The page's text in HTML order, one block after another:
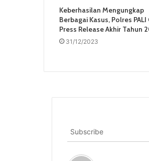
Keberhasilan Mengungkap
Berbagai Kasus, Polres PALI
Press Release Akhir Tahun
31/12/2023
Subscribe